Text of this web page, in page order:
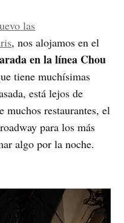
las
, nos alojamos en el
en la línea Chou
tiene muchísimas
está lejos de
muchos restaurantes, el
para los más
algo por la noche.